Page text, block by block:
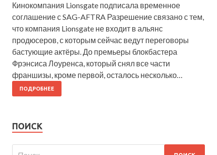
Кинокомпания Lionsgate подписала временное
соглашение с SAG-AFTRA Разрешение связано с тем,
что компания Lionsgate не входит в альянс
продюсеров, с которым сейчас ведут переговоры
бастующие актёры. До премьеры блокбастера
Фрэнсиса Лоуренса, который снял все части
франшизы, кроме первой, осталось несколько…
ПОДРОБНЕЕ
ПОИСК